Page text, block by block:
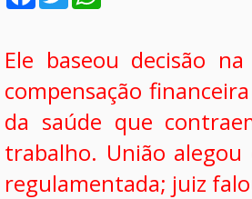
Ele baseou decisão
compensação
da saúde que
trabalho. União
regulamentada; juiz